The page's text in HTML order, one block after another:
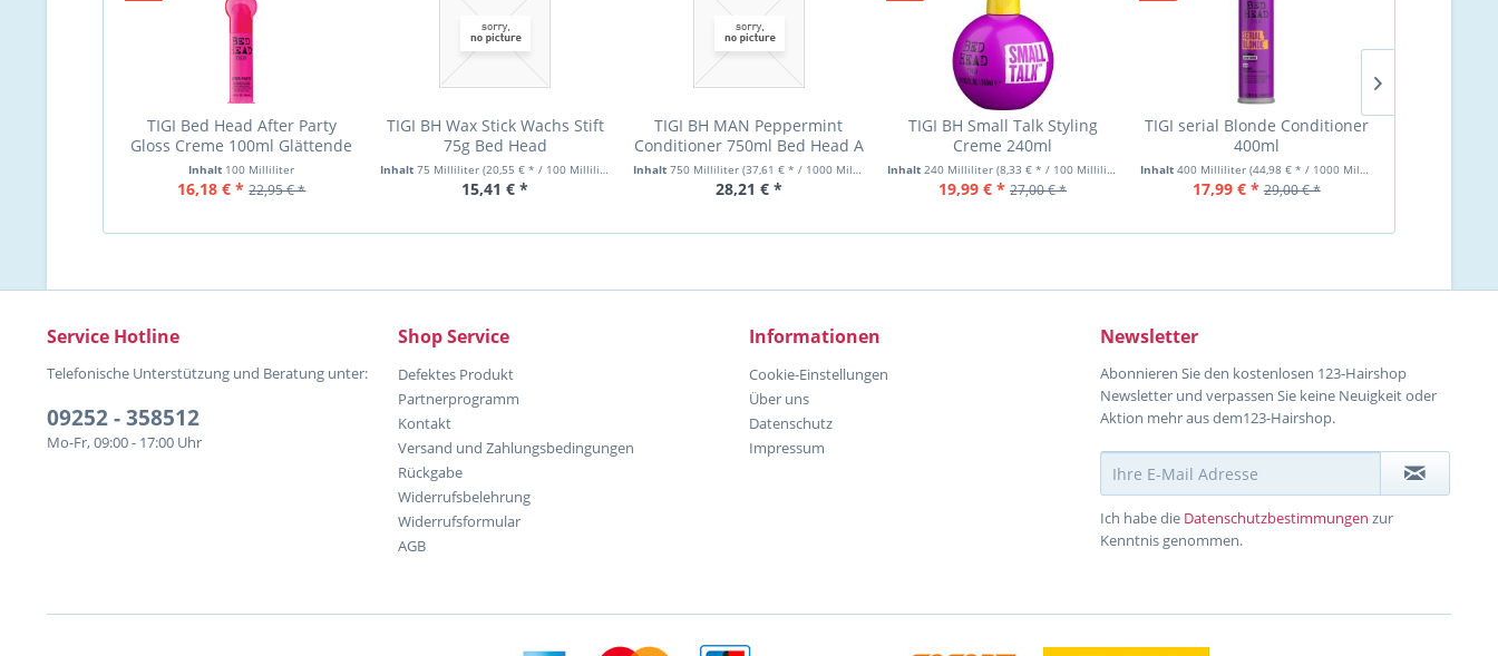
TIGI Bed Head After Party
Gloss Creme 100ml Glättende
Glanz-Creme
Inhalt 100 Milliliter
16,18 € * 22,95 € *
TIGI BH Wax Stick Wachs Stift
75g Bed Head
Inhalt 75 Milliliter (20,55 € * / 100 Milliliter)
15,41 € *
TIGI BH MAN Peppermint
Conditioner 750ml Bed Head A
Man´s World Clean Up
Inhalt750 Milliliter(37,61 € * / 1000 Milliliter)
28,21 € *
TIGI BH Small Talk Styling
Creme 240ml
Inhalt 240 Milliliter (8,33 € * / 100 Milliliter)
19,99 € * 27,00 € *
TIGI serial Blonde Conditioner
400ml
Inhalt400 Milliliter(44,98 € * / 1000 Milliliter)
17,99 € * 29,00 € *
Service Hotline
Telefonische Unterstützung und Beratung unter:
09252 - 358512
Mo-Fr, 09:00 - 17:00 Uhr
Shop Service
Defektes Produkt
Partnerprogramm
Kontakt
Versand und Zahlungsbedingungen
Rückgabe
Widerrufsbelehrung
Widerrufsformular
AGB
Informationen
Cookie-Einstellungen
Über uns
Datenschutz
Impressum
Newsletter
Abonnieren Sie den kostenlosen 123-Hairshop
Newsletter und verpassen Sie keine Neuigkeit oder
Aktion mehr aus dem123-Hairshop.
Ich habe die Datenschutzbestimmungen zur
Kenntnis genommen.